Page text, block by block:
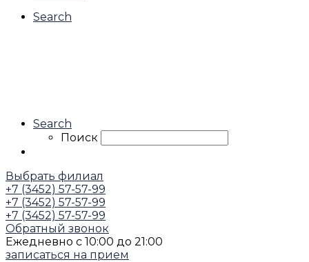
Search
Search
Поиск
Выбрать филиал
+7 (3452) 57-57-99
+7 (3452) 57-57-99
+7 (3452) 57-57-99
Обратный звонок
Ежедневно с 10:00 до 21:00
записаться на прием